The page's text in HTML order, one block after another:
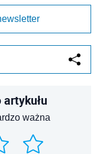
ważna